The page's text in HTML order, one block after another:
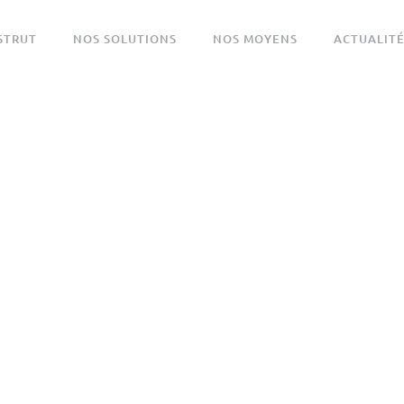
NOS SOLUTIONS NOS MOYENS